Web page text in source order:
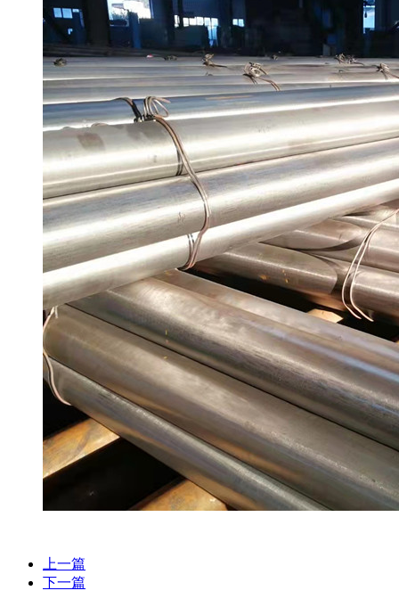
上一篇
下一篇